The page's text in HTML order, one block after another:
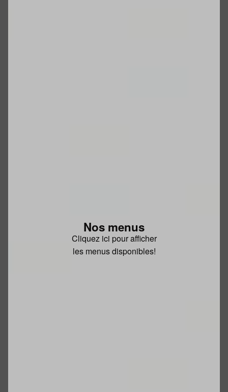
Nos menus
Cliquez ici pour afficher
les menus disponibles!